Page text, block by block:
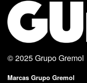
© 2025Grupo Gremol
Marcas Grupo Gremol